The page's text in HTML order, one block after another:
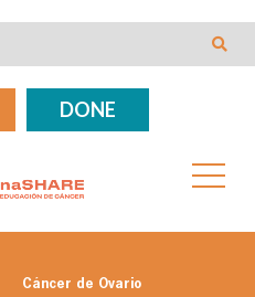
DONE
Cáncer de Ovario